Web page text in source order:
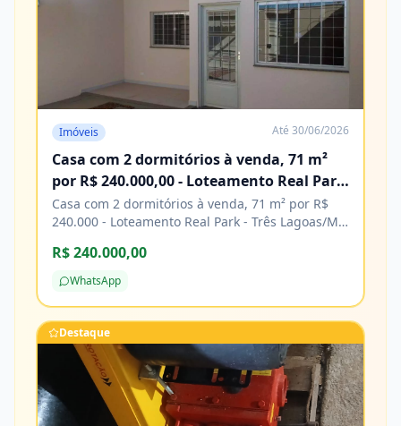
Imóveis Até 30/06/2026
Casa com 2 dormitórios à venda, 71 m²
por R$ 240.000,00 - Loteamento Real Park
- Três Lagoas/MS
Casa com 2 dormitórios à venda, 71 m² por R$
240.000 - Loteamento Real Park - Três Lagoas/MS
R$ 240.000,00
WhatsApp
Destaque